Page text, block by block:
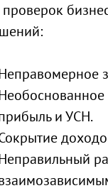
и УСН.